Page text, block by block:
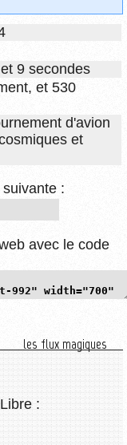
9 secondes
et 530
d'avion
et
:
avec le code
les flux magiques
: